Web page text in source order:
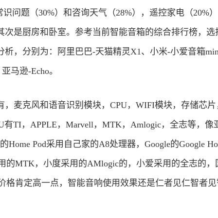
问题（30%）和咨询天气（28%），遥控家电（20%
次是厨房和卧室。参考当前智能音箱的综合排行榜，选
析，分别为：阿里巴巴-天猫精灵X1、小米-小爱音箱
马逊-Echo。
，麦克风和语音识别模块，CPU，WIFI模块，存储芯
有TI，APPLE，Marvell，MTK，Amlogic，全志等，像
Home Pod采用自己家的A8处理器，Google的Google
的MTK，小度采用的AMlogic的，小爱采用的全志的，
格肯定高一点，智能音响使用效果还是仁者见仁智者